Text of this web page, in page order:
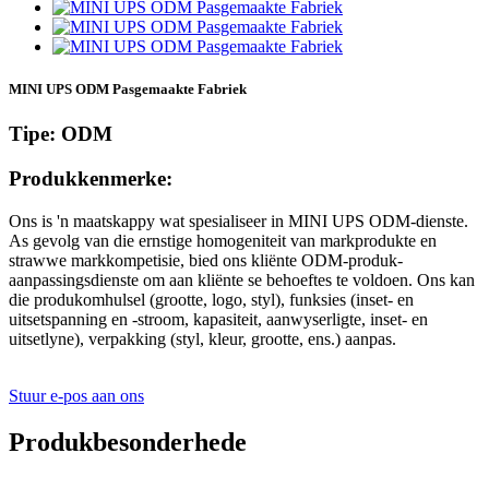
MINI UPS ODM Pasgemaakte Fabriek
Tipe: ODM
Produkkenmerke:
Ons is 'n maatskappy wat spesialiseer in MINI UPS ODM-dienste.
As gevolg van die ernstige homogeniteit van markprodukte en
strawwe markkompetisie, bied ons kliënte ODM-produk-
aanpassingsdienste om aan kliënte se behoeftes te voldoen. Ons kan
die produkomhulsel (grootte, logo, styl), funksies (inset- en
uitsetspanning en -stroom, kapasiteit, aanwyserligte, inset- en
uitsetlyne), verpakking (styl, kleur, grootte, ens.) aanpas.
Stuur e-pos aan ons
Produkbesonderhede